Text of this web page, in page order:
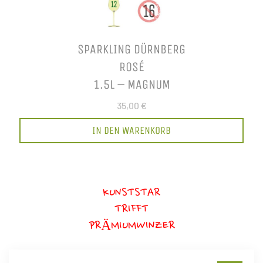
SPARKLING DÜRNBERG
ROSÉ
1.5L – MAGNUM
35,00 €
IN DEN WARENKORB
KUNSTSTAR
TRIFFT
PRÄMIUMWINZER